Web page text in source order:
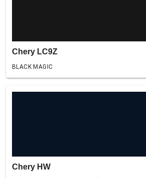
Chery LC9Z
BLACK MAGIC
Chery HW